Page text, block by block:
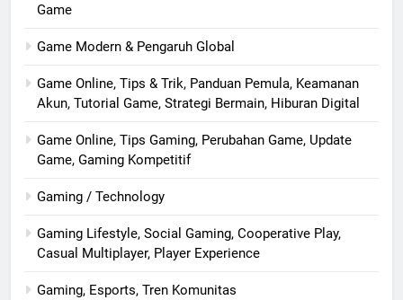
Game
Game Modern & Pengaruh Global
Game Online, Tips & Trik, Panduan Pemula, Keamanan
Akun, Tutorial Game, Strategi Bermain, Hiburan Digital
Game Online, Tips Gaming, Perubahan Game, Update
Game, Gaming Kompetitif
Gaming / Technology
Gaming Lifestyle, Social Gaming, Cooperative Play,
Casual Multiplayer, Player Experience
Gaming, Esports, Tren Komunitas